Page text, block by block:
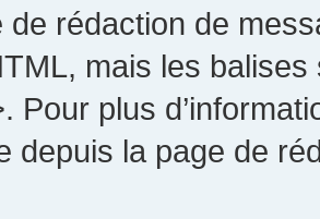
de rédaction de
mais les
Pour plus
depuis la page de